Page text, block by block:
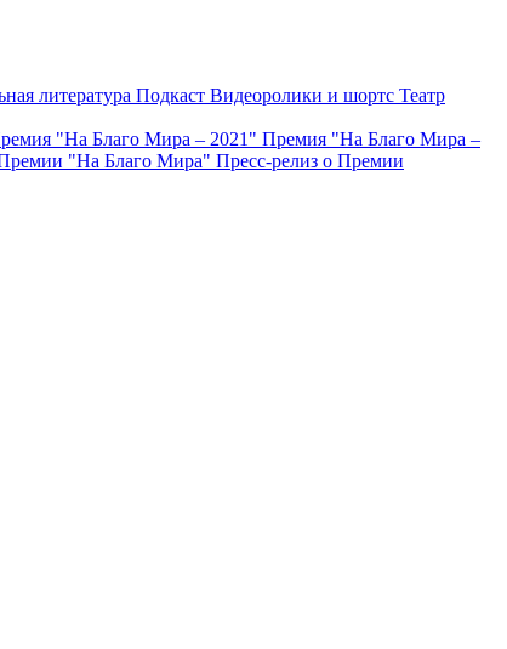
литература Подкаст Видеоролики и шортс Театр
"На Благо Мира – 2021" Премия "На Благо Мира –
"На Благо Мира" Пресс-релиз о Премии